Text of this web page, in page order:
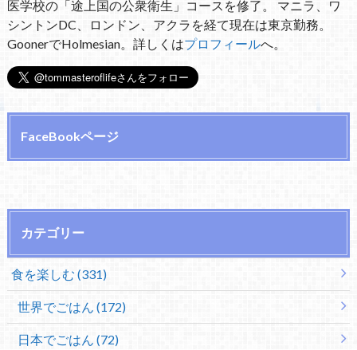
医学校の「途上国の公衆衛生」コースを修了。 マニラ、ワ
シントンDC、ロンドン、アクラを経て現在は東京勤務。
GoonerでHolmesian。詳しくはプロフィールへ。
FaceBookページ
カテゴリー
食を楽しむ (331)
世界でごはん (172)
日本でごはん (72)